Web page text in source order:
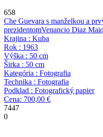
658
Che Guevara s manželkou a
prezidentomVenancio Diaz
Krajina : Kuba
Rok : 1963
Výška : 50 cm
Širka : 50 cm
Kategória : Fotografia
Technika : Fotografia
Podklad : Fotografický papier
Cena: 700,00 €
7447
0